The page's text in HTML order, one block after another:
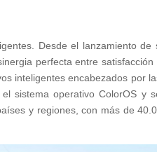
Desde el lanzamiento de
perfecta entre
inteligentes encabezados por
sistema operativo ColorOS y
y regiones, con más de